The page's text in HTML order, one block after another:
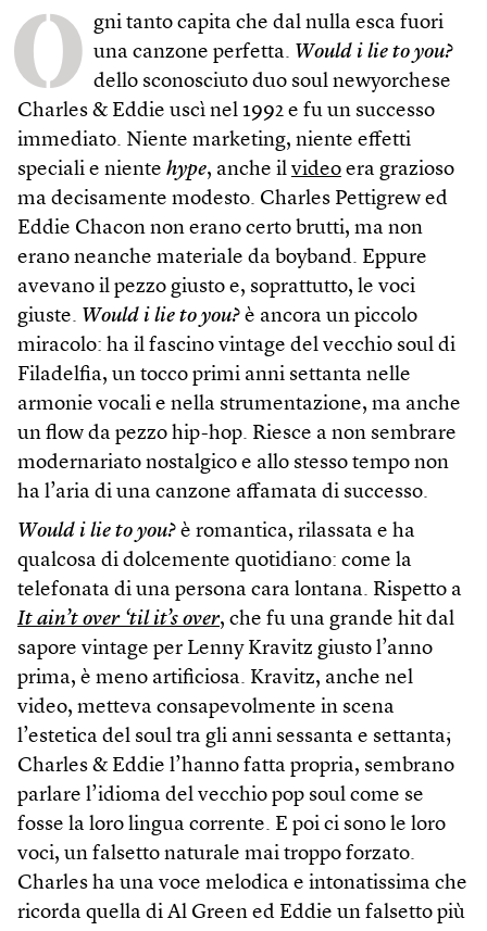
O gni tanto capita che dal nulla esca fuori
una canzone perfetta. Would i lie to you?
dello sconosciuto duo soul newyorchese
Charles & Eddie uscì nel 1992 e fu un successo
immediato. Niente marketing, niente effetti
speciali e niente hype, anche il video era grazioso
ma decisamente modesto. Charles Pettigrew ed
Eddie Chacon non erano certo brutti, ma non
erano neanche materiale da boyband. Eppure
avevano il pezzo giusto e, soprattutto, le voci
giuste. Would i lie to you? è ancora un piccolo
miracolo: ha il fascino vintage del vecchio soul di
Filadelfia, un tocco primi anni settanta nelle
armonie vocali e nella strumentazione, ma anche
un flow da pezzo hip-hop. Riesce a non sembrare
modernariato nostalgico e allo stesso tempo non
ha l’aria di una canzone affamata di successo.
Would i lie to you? è romantica, rilassata e ha
qualcosa di dolcemente quotidiano: come la
telefonata di una persona cara lontana. Rispetto a
It ain’t over ‘til it’s over, che fu una grande hit dal
sapore vintage per Lenny Kravitz giusto l’anno
prima, è meno artificiosa. Kravitz, anche nel
video, metteva consapevolmente in scena
l’estetica del soul tra gli anni sessanta e settanta;
Charles & Eddie l’hanno fatta propria, sembrano
parlare l’idioma del vecchio pop soul come se
fosse la loro lingua corrente. E poi ci sono le loro
voci, un falsetto naturale mai troppo forzato.
Charles ha una voce melodica e intonatissima che
ricorda quella di Al Green ed Eddie un falsetto più